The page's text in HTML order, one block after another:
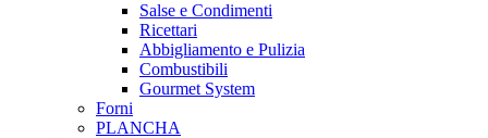
Salse e Condimenti
Ricettari
Abbigliamento e Pulizia
Combustibili
Gourmet System
Forni
PLANCHA